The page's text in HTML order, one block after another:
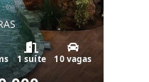
1 suíte 10 vagas